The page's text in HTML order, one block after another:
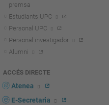
premsa
Estudiants UPC
Personal UPC
Personal investigador
Alumni
ACCÉS DIRECTE
Atenea
E-Secretaria